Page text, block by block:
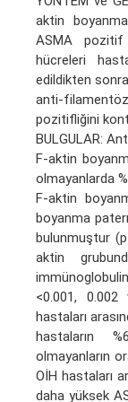
aktin
ASMA pozitif
hücreleri
edildikten
anti-
pozitifliğini
BULGULAR:
F-aktin
olmayanlarda
F-aktin
boyanma
bulunmuştur
aktin
<0.001,
hastaları
hastaların
olmayanların
OİH hastaları
daha yüksek